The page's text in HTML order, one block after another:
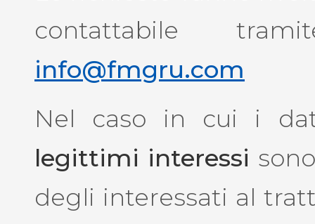
contattabile
info@fmgru.com
Nel caso in cui i
legittimi interessi
degli interessati al